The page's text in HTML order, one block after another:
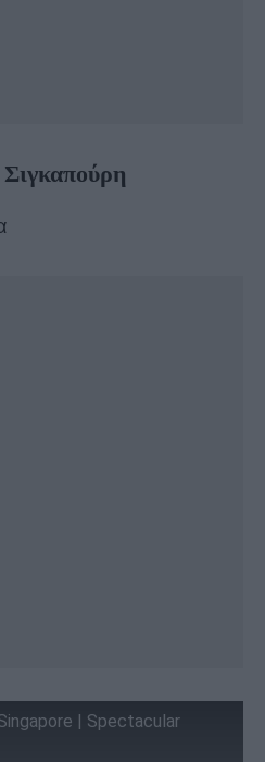
| Spectacular